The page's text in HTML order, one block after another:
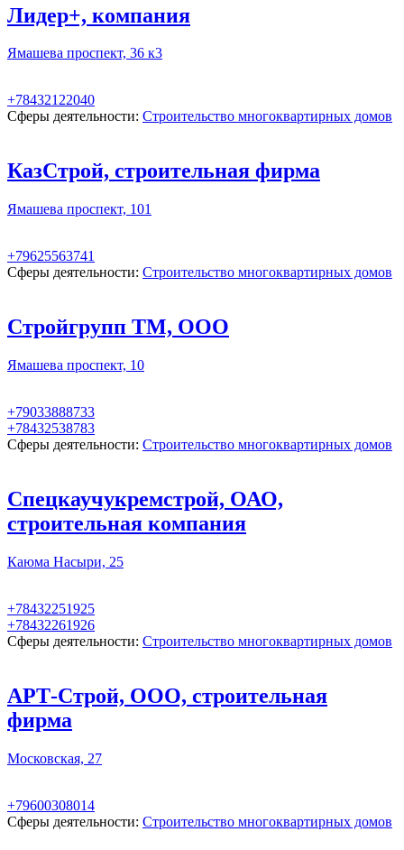
Лидер+, компания
Ямашева проспект, 36 к3
+78432122040
Сферы деятельности: Строительство многоквартирных домов
КазСтрой, строительная фирма
Ямашева проспект, 101
+79625563741
Сферы деятельности: Строительство многоквартирных домов
Стройгрупп ТМ, ООО
Ямашева проспект, 10
+79033888733
+78432538783
Сферы деятельности: Строительство многоквартирных домов
Спецкаучукремстрой, ОАО,
строительная компания
Каюма Насыри, 25
+78432251925
+78432261926
Сферы деятельности: Строительство многоквартирных домов
АРТ-Строй, ООО, строительная
фирма
Московская, 27
+79600308014
Сферы деятельности: Строительство многоквартирных домов